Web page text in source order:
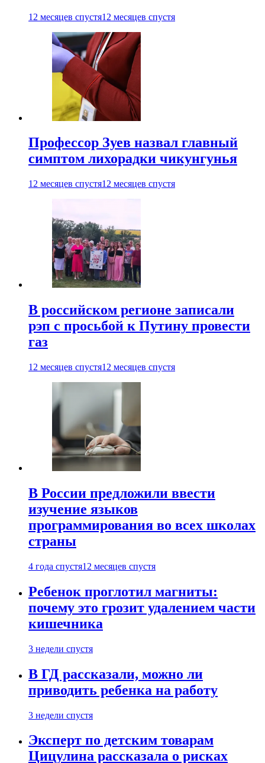
12 месяцев спустя12 месяцев спустя
Профессор Зуев назвал главный
симптом лихорадки чикунгунья
12 месяцев спустя12 месяцев спустя
В российском регионе записали
рэп с просьбой к Путину провести
газ
12 месяцев спустя12 месяцев спустя
В России предложили ввести
изучение языков
программирования во всех школах
страны
4 года спустя12 месяцев спустя
Ребенок проглотил магниты:
почему это грозит удалением части
кишечника
3 недели спустя
В ГД рассказали, можно ли
приводить ребенка на работу
3 недели спустя
Эксперт по детским товарам
Цицулина рассказала о рисках